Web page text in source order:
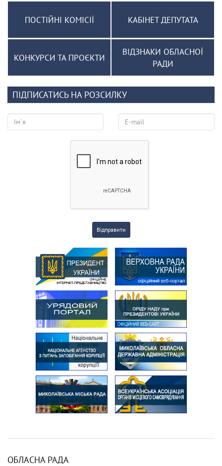
ПОСТІЙНІ КОМІСІЇ КАБІНЕТ ДЕПУТАТА
КОНКУРСИ ТА ПРОЄКТИ
ВІДЗНАКИ ОБЛАСНОЇ
РАДИ
ПІДПИСАТИСЬ НА РОЗСИЛКУ
Відправити
ОБЛАСНА РАДА